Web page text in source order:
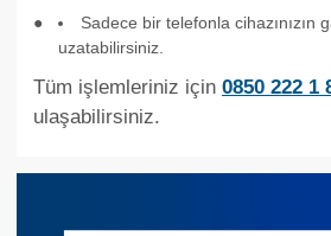
Sadece bir telefonla cihazınızın
uzatabilirsiniz.
Tüm işlemleriniz için 0850 222 1
ulaşabilirsiniz.